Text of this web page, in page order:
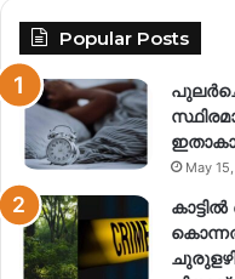
Popular Posts
May